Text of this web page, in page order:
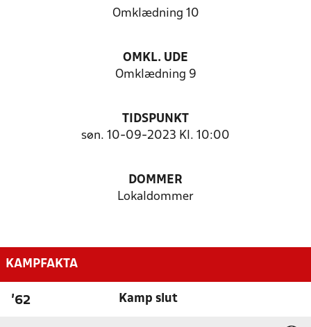
Omklædning 10
OMKL. UDE
Omklædning 9
TIDSPUNKT
søn. 10-09-2023 Kl. 10:00
DOMMER
Lokaldommer
KAMPFAKTA
'62 Kamp slut